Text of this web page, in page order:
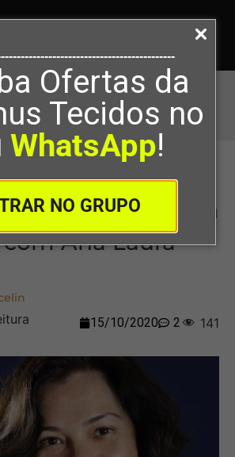
Ofertas da
Tecidos no
WhatsApp!
NO GRUPO
A linguagem da moda
A linguagem
Ana Laura
15/10/2020 2 141